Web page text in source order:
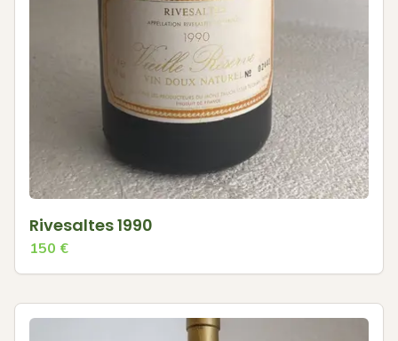
Rivesaltes 1990
150 €